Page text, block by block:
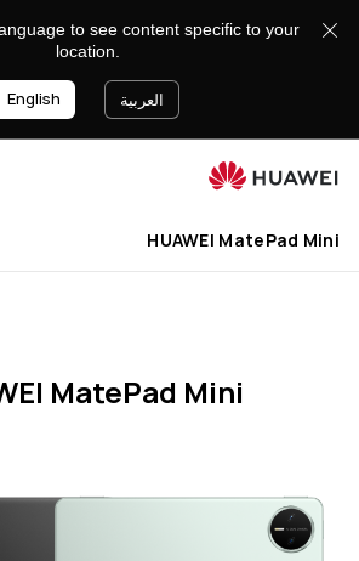
MatePad
to see content specific to your
location.
العربية English
HUAWEI MatePad Mini
MatePad Mini